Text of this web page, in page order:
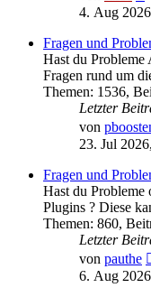
4. Aug
Fragen und
Hast du Probleme
Fragen rund um
Themen: 1536,
Letzter
von
23. Jul
Fragen und
Hast du Probleme
Plugins ? Diese
Themen: 860,
Letzter
von pauthe
6. Aug